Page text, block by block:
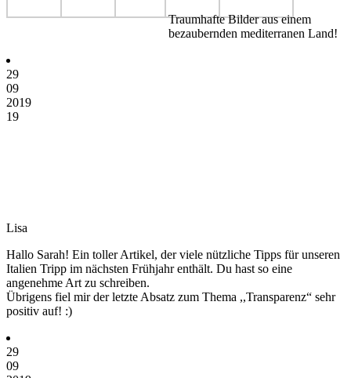
Traumhafte Bilder aus einem
bezaubernden mediterranen Land!
29
09
2019
19
Lisa
Hallo Sarah! Ein toller Artikel, der viele nützliche Tipps für unseren
Italien Tripp im nächsten Frühjahr enthält. Du hast so eine
angenehme Art zu schreiben.
Übrigens fiel mir der letzte Absatz zum Thema ,,Transparenz“ sehr
positiv auf! :)
29
09